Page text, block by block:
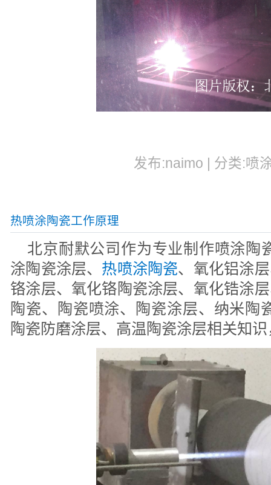
发布:naimo | 分类:喷
热喷涂陶瓷工作原理
北京耐默公司作为专业制作喷涂陶
涂陶瓷涂层、 热喷涂陶瓷、氧化铝涂
铬涂层、氧化铬陶瓷涂层、氧化锆涂
陶瓷、陶瓷喷涂、陶瓷涂层、纳米陶
陶瓷防磨涂层、高温陶瓷涂层相关知